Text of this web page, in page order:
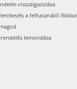
visszaigazolása
a felhasználói fiókba
lemondása